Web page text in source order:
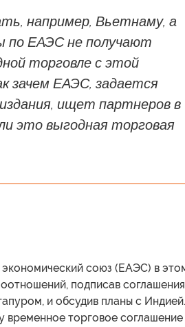
например, Вьетнаму, а
по ЕАЭС не получают
торговле с этой
зачем ЕАЭС, задается
ищет партнеров в
это выгодная торговая
союз (ЕАЭС) в
подписав соглашения
и обсудив планы с
временное торговое соглашение